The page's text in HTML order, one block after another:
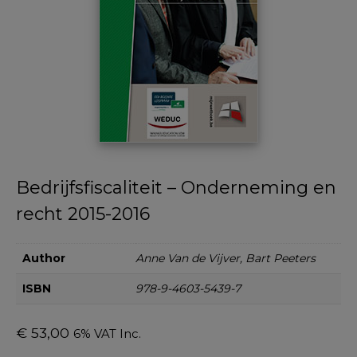
Bedrijfsfiscaliteit – Onderneming en
recht 2015-2016
Author Anne Van de Vijver, Bart Peeters
ISBN 978-9-4603-5439-7
€ 53,00 6% VAT Inc.